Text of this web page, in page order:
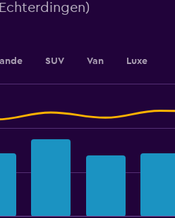
SUV Van Luxe